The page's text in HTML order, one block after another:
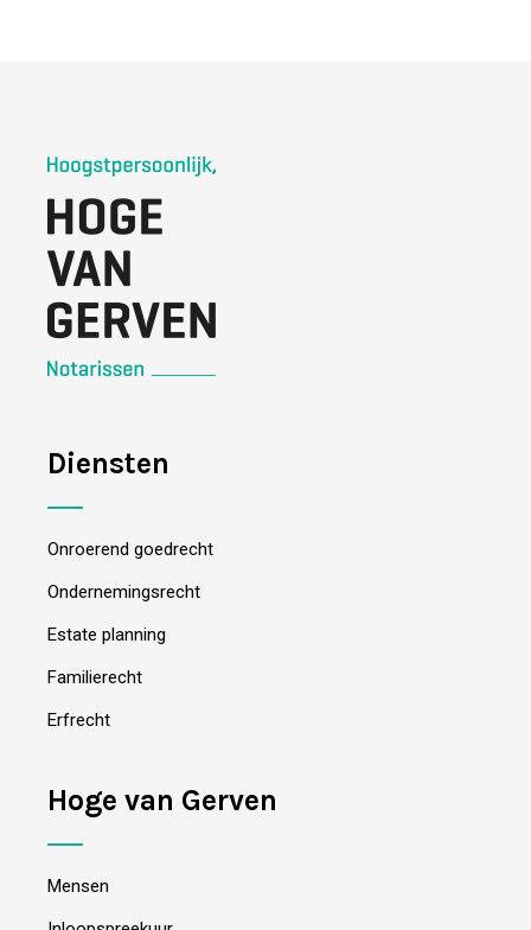
Diensten
Onroerend goedrecht
Ondernemingsrecht
Estate planning
Familierecht
Erfrecht
Hoge van Gerven
Mensen